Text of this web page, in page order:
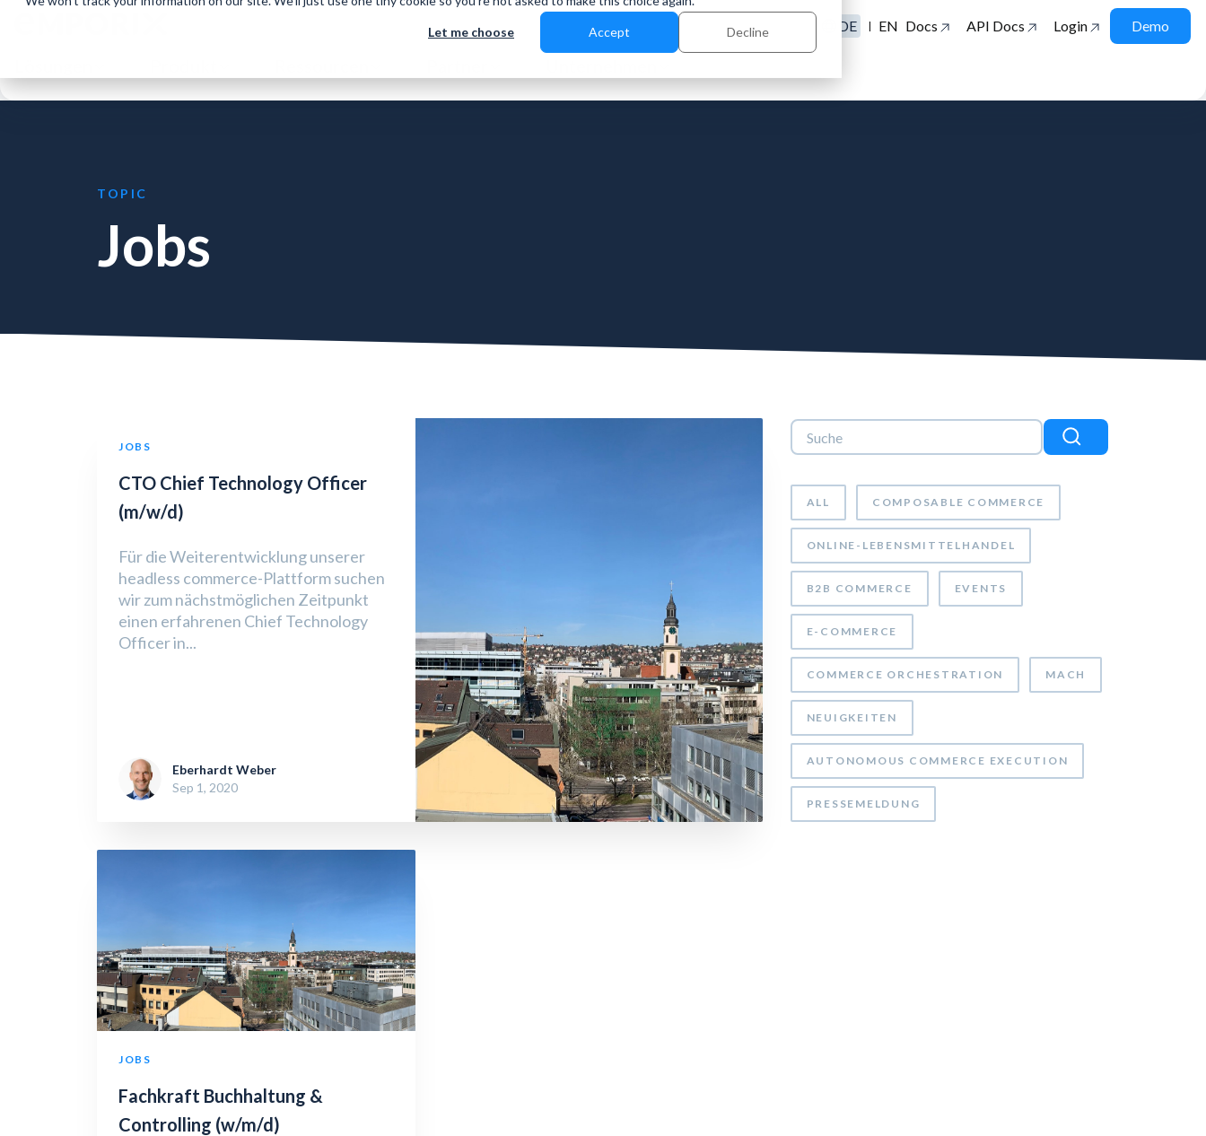
Let me choose Accept Decline DE | EN Docs API Docs Login Demo
TOPIC
Jobs
Dies ist ein Suchfeld mit einer automatischen
ALL COMPOSABLE COMMERCE
ONLINE-LEBENSMITTELHANDEL
B2B COMMERCE EVENTS
E-COMMERCE
COMMERCE ORCHESTRATION MACH
NEUIGKEITEN
AUTONOMOUS COMMERCE EXECUTION
PRESSEMELDUNG
JOBS
CTO Chief Technology Officer
(m/w/d)
Für die Weiterentwicklung unserer
headless commerce-Plattform suchen
wir zum nächstmöglichen Zeitpunkt
einen erfahrenen Chief Technology
Officer in...
Eberhardt Weber
Sep 1, 2020
JOBS
Fachkraft Buchhaltung &
Controlling (w/m/d)